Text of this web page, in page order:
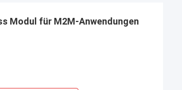
Modul für M2M-Anwendungen